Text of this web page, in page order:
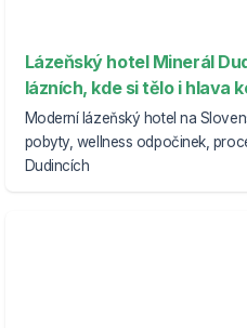
Lázeňský hotel Minerál
lázních, kde si tělo i hlava
Moderní lázeňský hotel na
pobyty, wellness odpočinek,
Dudincích